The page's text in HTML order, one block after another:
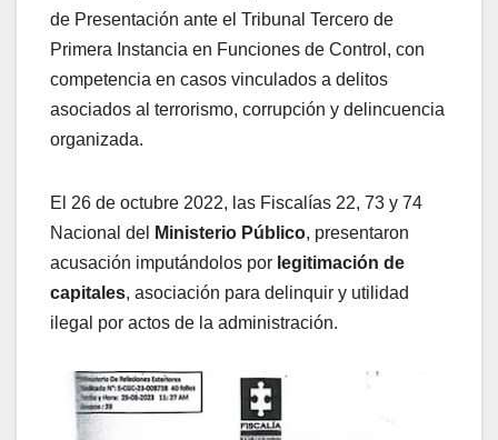
de Presentación ante el Tribunal Tercero de
Primera Instancia en Funciones de Control, con
competencia en casos vinculados a delitos
asociados al terrorismo, corrupción y delincuencia
organizada.
El 26 de octubre 2022, las Fiscalías 22, 73 y 74
Nacional del
Ministerio Público, presentaron
acusación imputándolos por legitimación de
capitales, asociación para delinquir y utilidad
ilegal por actos de la administración.